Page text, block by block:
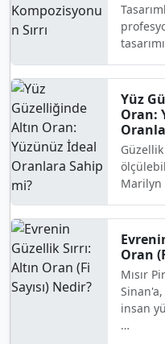
Yüz
Oran:
Marilyn
Oran
Mısır
insan
…